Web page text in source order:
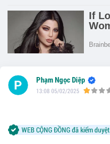
Phạm Ngọc Diệp
13:08 05/02/2025
WEB CỘNG ĐỒNG đã kiểm duyệt